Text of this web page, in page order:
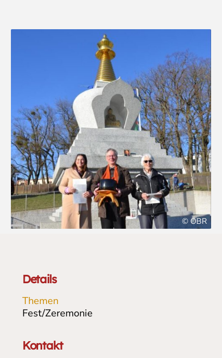
© ÖBR
Details
Themen
Fest/Zeremonie
Kontakt